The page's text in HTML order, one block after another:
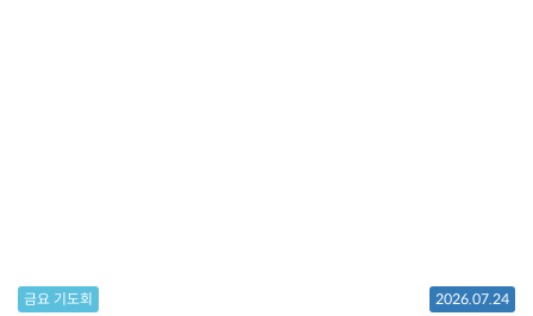
금요 기도회 2026.07.24